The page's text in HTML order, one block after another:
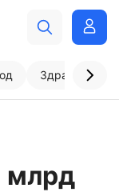
млрд